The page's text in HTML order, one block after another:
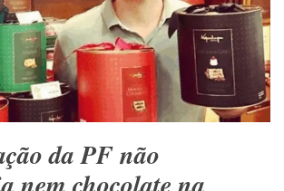
da PF não
nem chocolate na